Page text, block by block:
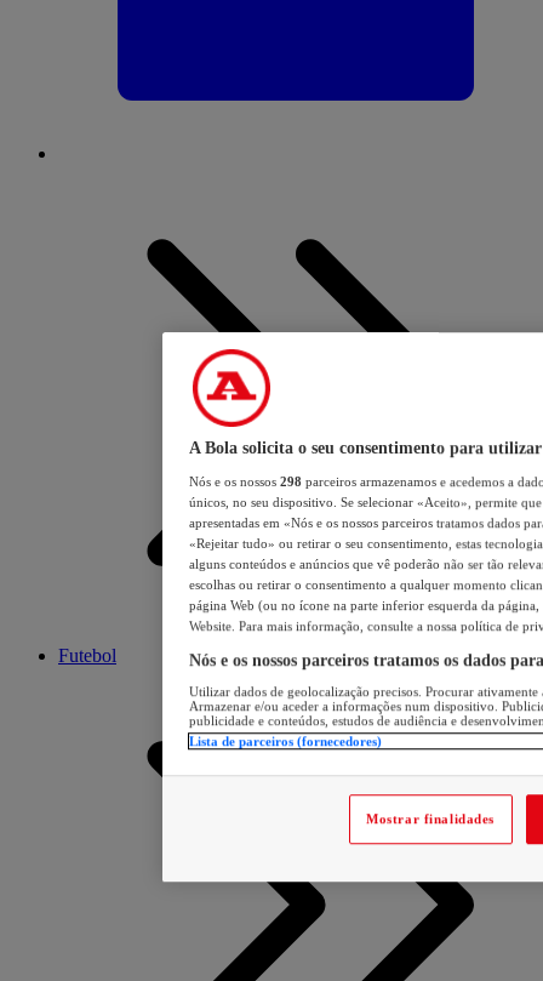
Futebol
A Bola solicita o seu consentimento para utilizar
Nós e os nossos 298 parceiros armazenamos e acedemos a
únicos, no seu dispositivo. Se selecionar «Aceito», permite
apresentadas em «Nós e os nossos parceiros tratamos dados
«Rejeitar tudo» ou retirar o seu consentimento, estas
alguns conteúdos e anúncios que vê poderão não ser tão
escolhas ou retirar o consentimento a qualquer momento
página Web (ou no ícone na parte inferior esquerda da página,
Website. Para mais informação, consulte a nossa política de
Nós e os nossos parceiros tratamos os dados
Utilizar dados de geolocalização precisos. Procurar
Armazenar e/ou aceder a informações num dispositivo.
publicidade e conteúdos, estudos de audiência e
Lista de parceiros (fornecedores)
Mostrar finalidades